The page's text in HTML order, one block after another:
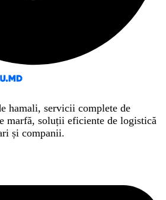
hamali, servicii complete de
marfă, soluții eficiente de logistică
și companii.